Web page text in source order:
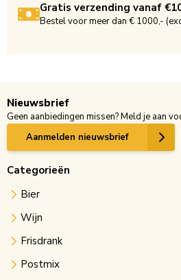
Gratis verzending vanaf
Bestel voor meer dan € 1000,-
Nieuwsbrief
Geen aanbiedingen missen? Meld je aan
Aanmelden nieuwsbrief
Categorieën
Bier
Wijn
Frisdrank
Postmix